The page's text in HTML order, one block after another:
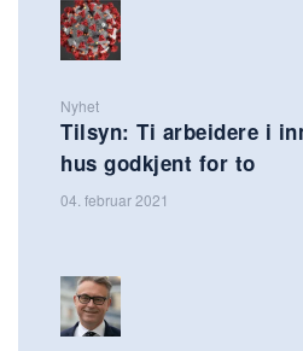
Nyhet
Tilsyn: Ti arbeidere i
hus godkjent for to
04. februar 2021